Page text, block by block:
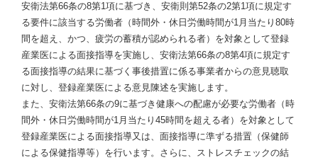
安衛法第66条の8第1項に基づき、安衛則第52条の2第1項に規定す
る要件に該当する労働者（時間外・休日労働時間が1月当たり80時
間を超え、かつ、疲労の蓄積が認められる者）を対象として登録
産業医による面接指導を実施し、安衛法第66条の8第4項に規定す
る面接指導の結果に基づく事後措置に係る事業者からの意見聴取
に対し、登録産業医による意見陳述を実施します。
また、安衛法第66条の9に基づき健康への配慮が必要な労働者（時
間外・休日労働時間が1月当たり45時間を超える者）を対象として
登録産業医による面接指導又は、面接指導に準ずる措置（保健師
による保健指導等）を行います。さらに、ストレスチェックの結